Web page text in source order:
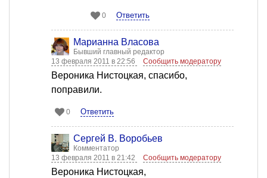
0 Ответить
Марианна Власова
Бывший главный редактор
13 февраля 2011 в 22:56
Сообщить модератору
Вероника Нистоцкая, спасибо,
поправили.
0 Ответить
Сергей В. Воробьев
Комментатор
13 февраля 2011 в 21:42
Сообщить модератору
Вероника Нистоцкая,